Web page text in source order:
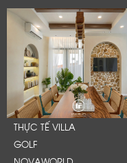
THỰC TẾ VILLA
GOLF